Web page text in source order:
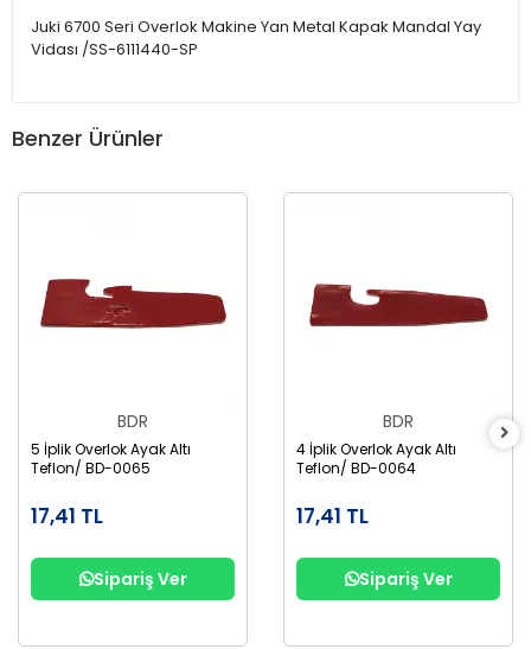
Juki 6700 Seri Overlok Makine Yan Metal Kapak Mandal Yay
Vidası /SS-6111440-SP
Benzer Ürünler
BDR
5 İplik Overlok Ayak Altı
Teflon/ BD-0065
17,41 TL
Sipariş Ver
BDR
4 İplik Overlok Ayak Altı
Teflon/ BD-0064
17,41 TL
Sipariş Ver